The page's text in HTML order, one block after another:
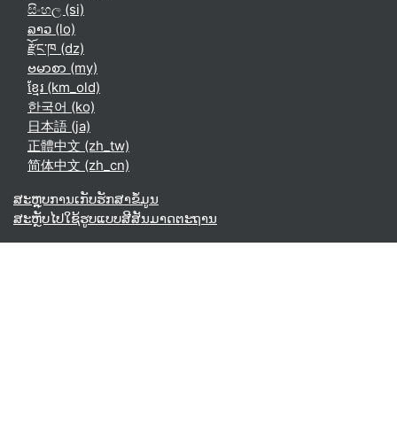
සිංහල ‎(si)‎
ລາວ ‎(lo)‎
རྫོང་ཁ ‎(dz)‎
ဗမာစာ ‎(my)‎
ខ្មែរ ‎(km_old)‎
한국어 ‎(ko)‎
日本語 ‎(ja)‎
正體中文 ‎(zh_tw)‎
简体中文 ‎(zh_cn)‎
ສະຫຼຸບການເກັບຮັກສາຂໍ້ມູນ
ສະຫຼັບໄປໃຊ້ຮູບແບບສີສັນມາດຕະຖານ